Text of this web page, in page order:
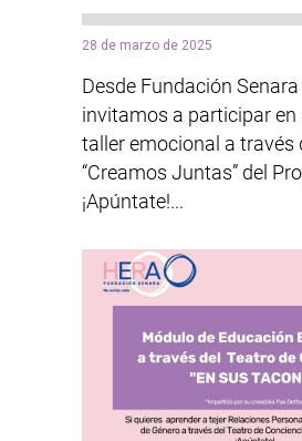
28 de marzo de 2025
Desde Fundación Senara
invitamos a participar en
taller emocional a través
“Creamos Juntas” del
¡Apúntate!...